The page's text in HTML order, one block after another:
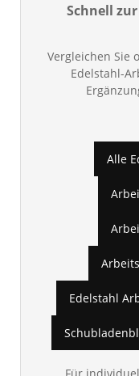
Schnell
Vergleichen Sie
Edelstahl-
Alle
Edelstahl
Für